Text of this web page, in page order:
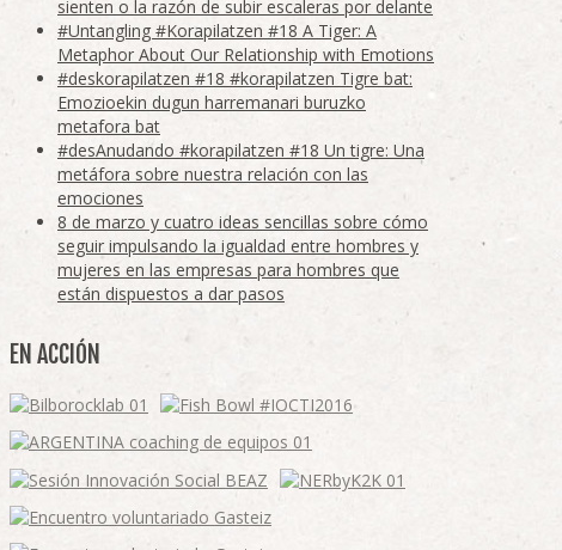
sienten o la razón de subir escaleras por delante
#Untangling #Korapilatzen #18 A Tiger: A
Metaphor About Our Relationship with Emotions
#deskorapilatzen #18 #korapilatzen Tigre bat:
Emozioekin dugun harremanari buruzko
metafora bat
#desAnudando #korapilatzen #18 Un tigre: Una
metáfora sobre nuestra relación con las
emociones
8 de marzo y cuatro ideas sencillas sobre cómo
seguir impulsando la igualdad entre hombres y
mujeres en las empresas para hombres que
están dispuestos a dar pasos
EN ACCIÓN